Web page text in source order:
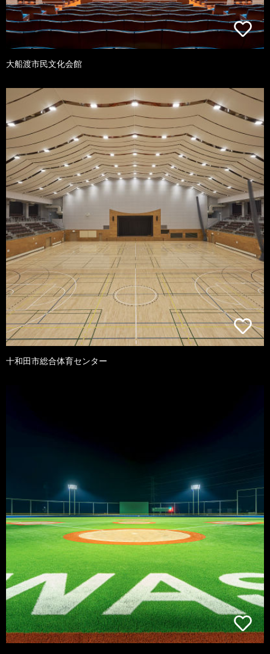
大船渡市民文化会館
十和田市総合体育センター